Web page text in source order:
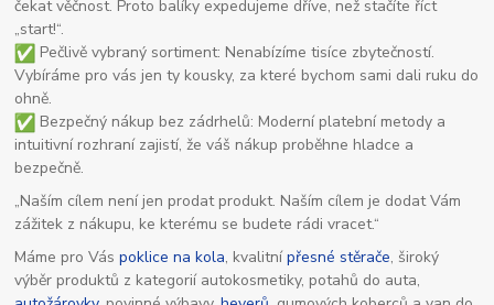
čekat věčnost. Proto balíky expedujeme dříve, než stačíte říct
„start!“.
Pečlivě vybraný sortiment: Nenabízíme tisíce zbytečností.
Vybíráme pro vás jen ty kousky, za které bychom sami dali ruku do
ohně.
Bezpečný nákup bez zádrhelů: Moderní platební metody a
intuitivní rozhraní zajistí, že váš nákup proběhne hladce a
bezpečně.
„Naším cílem není jen prodat produkt. Naším cílem je dodat Vám
zážitek z nákupu, ke kterému se budete rádi vracet.“
Máme pro Váspoklice na kola, kvalitnípřesné stěrače, široký
výběr produktů z kategorií autokosmetiky, potahů do auta,